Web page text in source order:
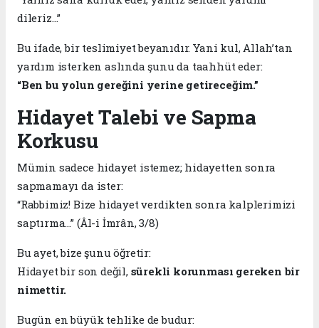
dileriz…”
Bu ifade, bir teslimiyet beyanıdır. Yani kul, Allah’tan
yardım isterken aslında şunu da taahhüt eder:
“Ben bu yolun gereğini yerine getireceğim.”
Hidayet Talebi ve Sapma
Korkusu
Mümin sadece hidayet istemez; hidayetten sonra
sapmamayı da ister:
“Rabbimiz! Bize hidayet verdikten sonra kalplerimizi
saptırma…” (Âl-i İmrân, 3/8)
Bu ayet, bize şunu öğretir:
Hidayet bir son değil, sürekli korunması gereken bir
nimettir.
Bugün en büyük tehlike de budur: